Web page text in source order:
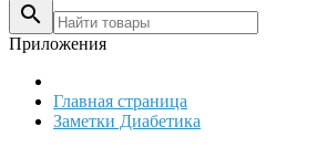

Приложения
Главная страница
Заметки Диабетика